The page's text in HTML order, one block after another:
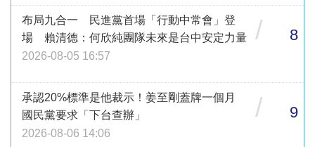
布局九合一 民進黨首場「行動中常會」登
場 賴清德：何欣純團隊未來是台中安定力量
2026-08-05 16:57
/ 8
承認20%標準是他裁示！姜至剛蓋牌一個月
國民黨要求「下台查辦」
2026-08-06 14:06
/ 9